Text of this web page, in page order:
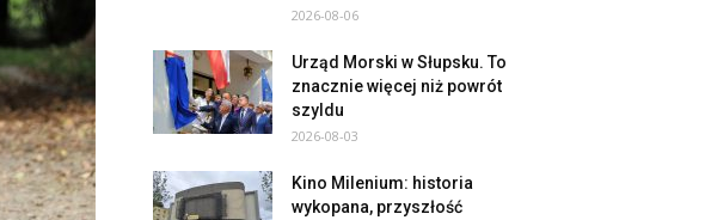
2026-08-06
Urząd Morski w Słupsku. To
znacznie więcej niż powrót
szyldu
2026-08-03
Kino Milenium: historia
wykopana, przyszłość